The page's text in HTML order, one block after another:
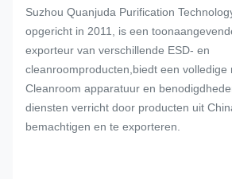
Suzhou Quanjuda Purification
opgericht in 2011, is een
exporteur van verschillende ESD- en
cleanroomproducten,biedt een volledige
Cleanroom apparatuur en
diensten verricht door producten uit
bemachtigen en te exporteren.